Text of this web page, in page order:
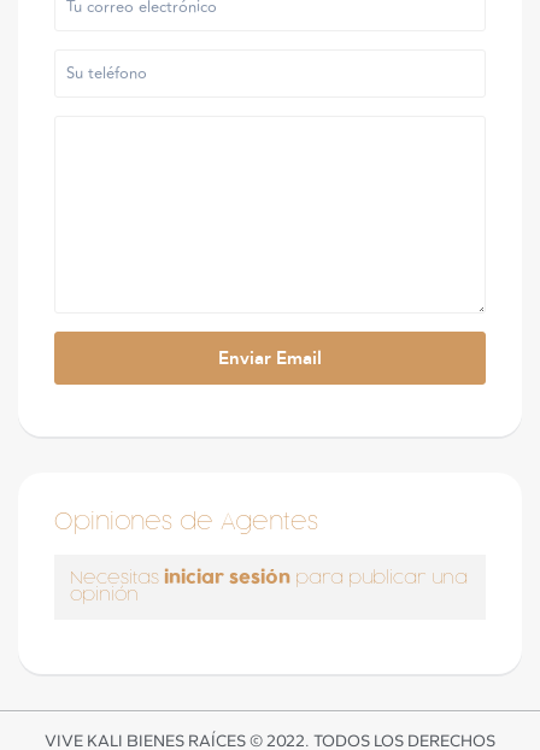
Opiniones de Agentes
Necesitas iniciar sesión para publicar una
opinión
VIVE KALI BIENES RAÍCES © 2022. TODOS LOS DERECHOS